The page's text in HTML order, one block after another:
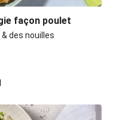
façon poulet
des nouilles